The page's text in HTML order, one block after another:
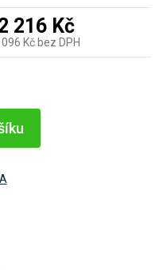
216 Kč
Kč bez DPH